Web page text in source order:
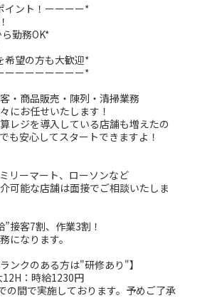
イント！ーーーー*
勤務OK*
希望の方も大歓迎*
ーーーーーーーー*
・商品販売・陳列・清掃業務
にお任せいたします！
レジを導入している店舗も増えたの
も安心してスタートできますよ！
リーマート、ローソンなど
可能な店舗は面接でご相談いたしま
接客7割、作業3割！
になります。
ンクのある方は"研修あり"】
：時給1230円
間で実施しております。予めご了承